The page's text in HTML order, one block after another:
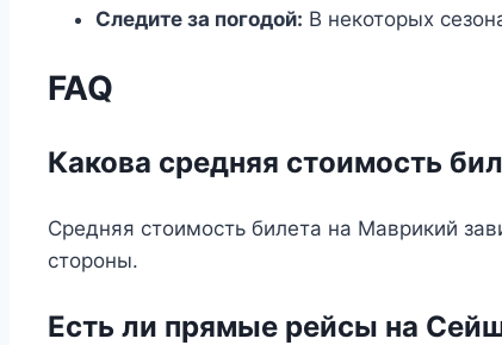
Следите за погодой: В некоторых
FAQ
Какова средняя стоимость
Средняя стоимость билета на Маврикий
стороны.
Есть ли прямые рейсы на